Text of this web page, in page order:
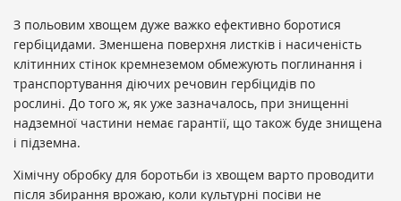
З польовим хвощем дуже важко ефективно боротися
гербіцидами. Зменшена поверхня листків і насиченість
клітинних стінок кремнеземом обмежують поглинання і
транспортування діючих речовин гербіцидів по
рослині. До того ж, як уже зазначалось, при знищенні
надземної частини немає гарантії, що також буде знищена
і підземна.
Хімічну обробку для боротьби із хвощем варто проводити
після збирання врожаю, коли культурні посіви не